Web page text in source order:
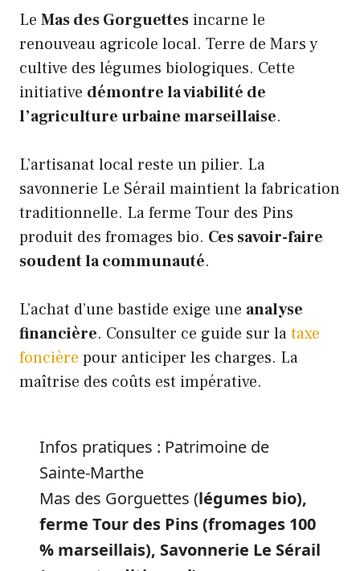
Le Mas des Gorguettes incarne le
renouveau agricole local. Terre de Mars y
cultive des légumes biologiques. Cette
initiative démontre la viabilité de
l’agriculture urbaine marseillaise.
L’artisanat local reste un pilier. La
savonnerie Le Sérail maintient la fabrication
traditionnelle. La ferme Tour des Pins
produit des fromages bio. Ces savoir-faire
soudent la communauté.
L’achat d’une bastide exige une analyse
financière. Consulter ce guide sur lataxe
foncière pour anticiper les charges. La
maîtrise des coûts est impérative.
Infos pratiques : Patrimoine de
Sainte-Marthe
Mas des Gorguettes (légumes bio),
ferme Tour des Pins (fromages 100
% marseillais), Savonnerie Le Sérail